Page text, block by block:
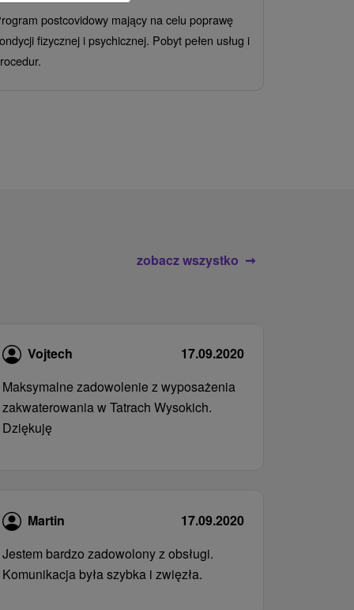
postcovidowy mający na celu poprawę
fizycznej i psychicznej. Pobyt pełen usług i
zobacz wszystko
Vojtech
17.09.2020
Maksymalne zadowolenie z wyposażenia
zakwaterowania w Tatrach Wysokich.
Dziękuję
Martin
17.09.2020
Jestem bardzo zadowolony z obsługi.
Komunikacja była szybka i zwięzła.